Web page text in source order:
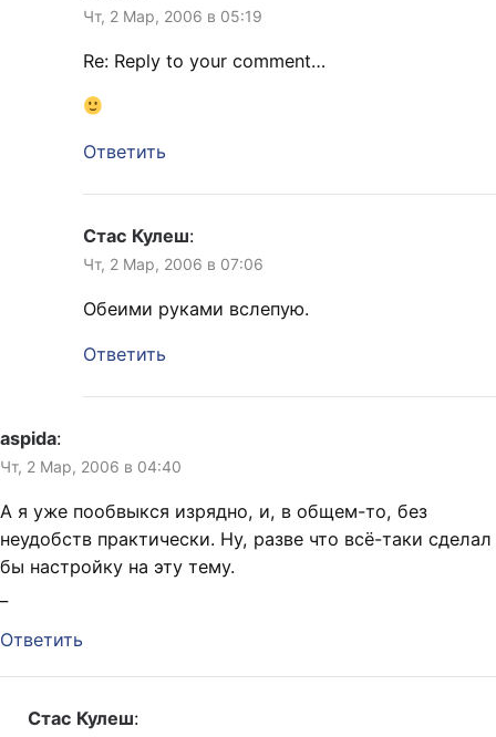
Чт, 2 Мар, 2006 в 05:19
Re: Reply to your comment…
Ответить
Стас Кулеш:
Чт, 2 Мар, 2006 в 07:06
Обеими руками вслепую.
Ответить
aspida:
Чт, 2 Мар, 2006 в 04:40
А я уже пообвыкся изрядно, и, в общем-то, без
неудобств практически. Ну, разве что всё-таки сделал
бы настройку на эту тему.
Ответить
Стас Кулеш: